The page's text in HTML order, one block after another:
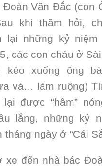
Đoàn Văn Đắc (con
khi thăm hỏi,
lại những kỷ
các con cháu ở
kéo xuống ông
và… làm ruộng)
lại được “hâm”
lắng, những kỷ
tháng ngày ở “Cái
xe đến nhà bác